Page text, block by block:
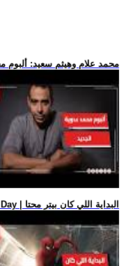
.. محمد علام وهيثم سعيد: ألبوم
.. فيلم Spider-Man: Brand New Day | البداية اللي كان بيتر محتا